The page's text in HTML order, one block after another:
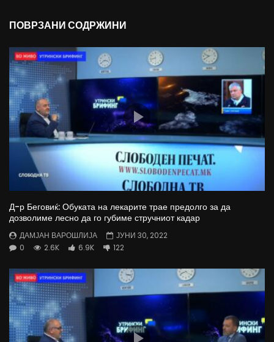
ПОВРЗАНИ СОДРЖИНИ
Д-р Беговиќ: Обуката на лекарите трае предолго за да
дозволиме лесно да го губиме стручниот кадар
ДАМЈАН ВАРОШЛИЈА
ЈУНИ 30, 2022
0
2.6K 6.9K 122